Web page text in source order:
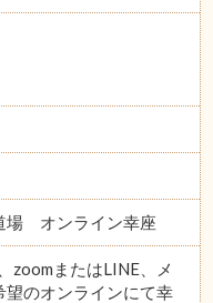
場 オンライン幸座
zoomまたはLINE、メ
望のオンラインにて幸